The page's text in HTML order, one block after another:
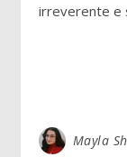
irreverente e
Mayla